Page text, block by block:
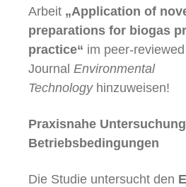
Arbeit „Application of
preparations for biogas
practice“ im peer-reviewed
Journal Environmental
Technologyhinzuweisen!
Praxisnahe
Betriebsbedingungen
Die Studie untersucht den